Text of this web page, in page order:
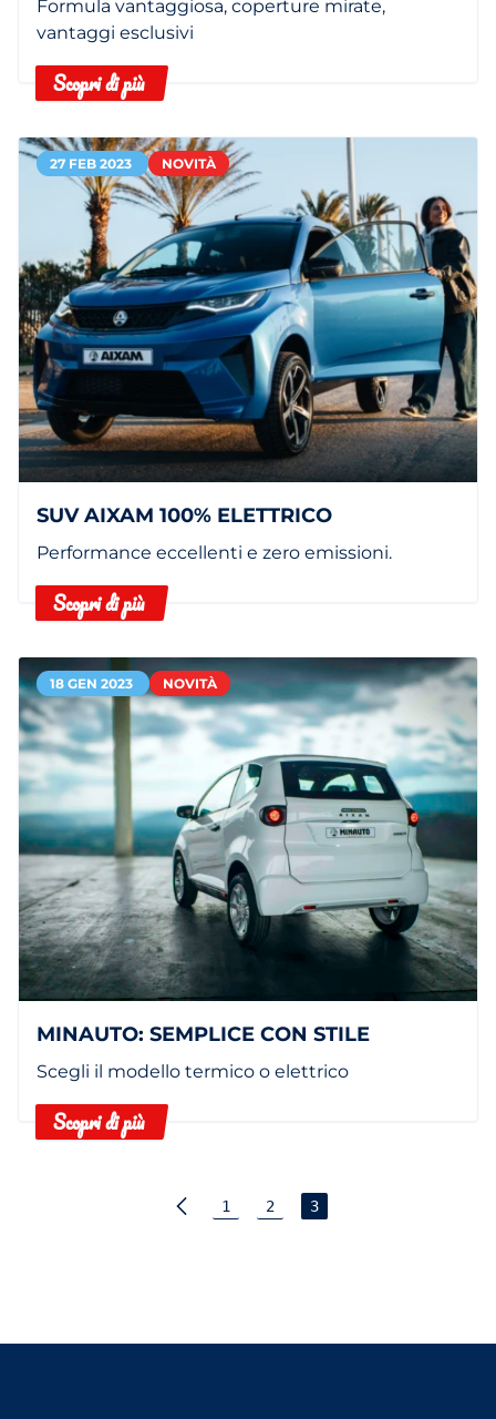
Formula vantaggiosa, coperture mirate,
vantaggi esclusivi
Scopri di più
27 FEB 2023 NOVITÀ
SUV AIXAM 100% ELETTRICO
Performance eccellenti e zero emissioni.
Scopri di più
18 GEN 2023 NOVITÀ
MINAUTO: SEMPLICE CON STILE
Scegli il modello termico o elettrico
Scopri di più
1 2 3